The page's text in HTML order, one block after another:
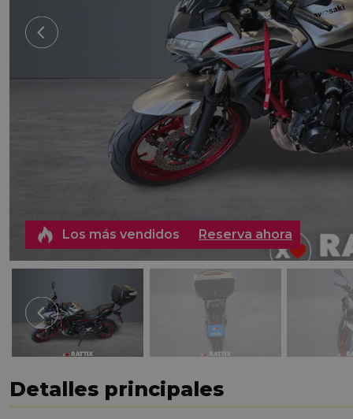
Los más vendidos Reserva ahora
Detalles principales